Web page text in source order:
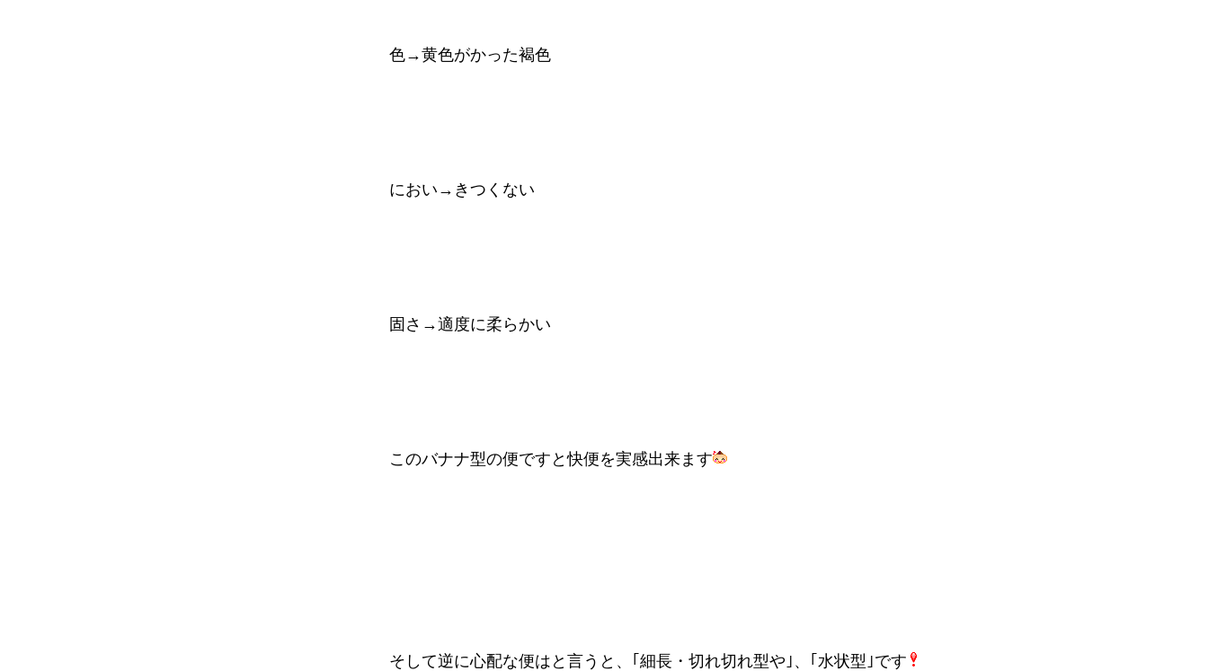
色→黄色がかった褐色
におい→きつくない
固さ→適度に柔らかい
このバナナ型の便ですと快便を実感出来ます
そして逆に心配な便はと言うと、｢細長・切れ切れ型や｣、｢水状型｣です